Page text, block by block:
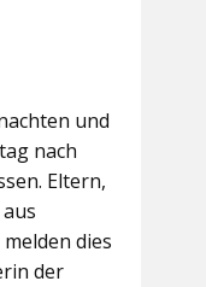
und
nach
Eltern,
dies
der